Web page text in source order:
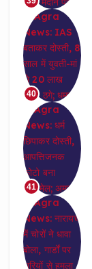
40
41